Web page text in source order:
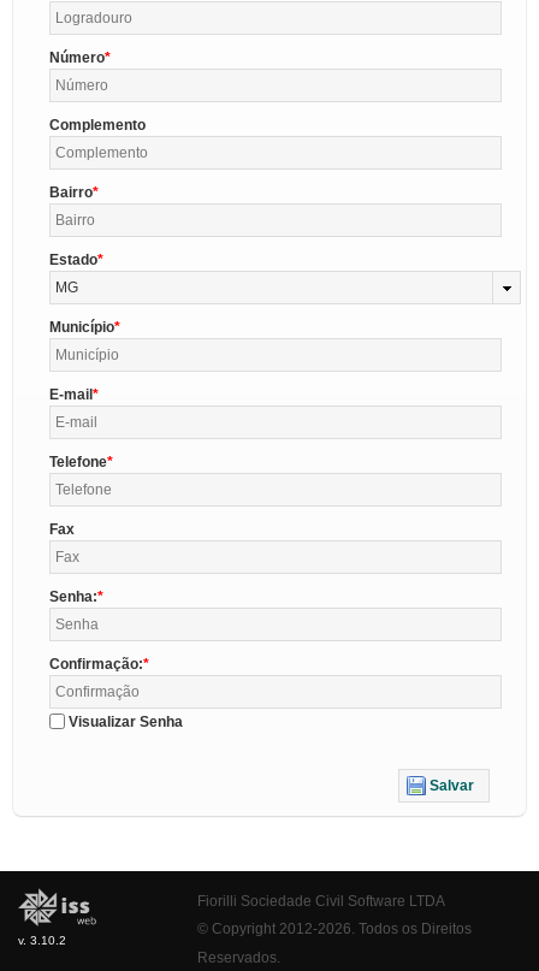
Número
Complemento
Bairro
Estado
MG
Município
E-mail
Telefone
Fax
Senha:
Confirmação:
Visualizar Senha
Salvar
v. 3.10.2
Fiorilli Sociedade Civil Software LTDA
© Copyright 2012-2026. Todos os Direitos
Reservados.